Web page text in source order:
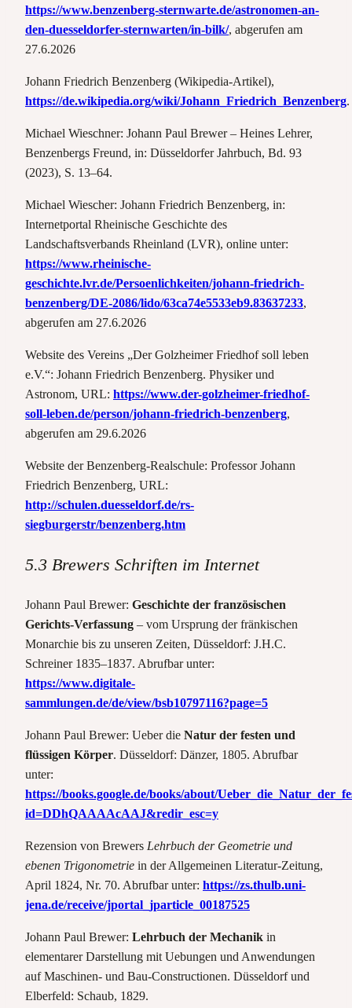
https://www.benzenberg-sternwarte.de/astronomen-an-
den-duesseldorfer-sternwarten/in-bilk/, abgerufen am
27.6.2026
Johann Friedrich Benzenberg (Wikipedia-Artikel),
https://de.wikipedia.org/wiki/Johann_Friedrich_Benzenberg.
Michael Wieschner: Johann Paul Brewer – Heines Lehrer,
Benzenbergs Freund, in: Düsseldorfer Jahrbuch, Bd. 93
(2023), S. 13–64.
Michael Wiescher: Johann Friedrich Benzenberg, in:
Internetportal Rheinische Geschichte des
Landschaftsverbands Rheinland (LVR), online unter:
https://www.rheinische-
geschichte.lvr.de/Persoenlichkeiten/johann-friedrich-
benzenberg/DE-2086/lido/63ca74e5533eb9.83637233,
abgerufen am 27.6.2026
Website des Vereins „Der Golzheimer Friedhof soll leben
e.V.“: Johann Friedrich Benzenberg. Physiker und
Astronom, URL: https://www.der-golzheimer-friedhof-
soll-leben.de/person/johann-friedrich-benzenberg,
abgerufen am 29.6.2026
Website der Benzenberg-Realschule: Professor Johann
Friedrich Benzenberg, URL:
http://schulen.duesseldorf.de/rs-
siegburgerstr/benzenberg.htm
5.3 Brewers Schriften im Internet
Johann Paul Brewer: Geschichte der französischen
Gerichts-Verfassung – vom Ursprung der fränkischen
Monarchie bis zu unseren Zeiten, Düsseldorf: J.H.C.
Schreiner 1835–1837. Abrufbar unter:
https://www.digitale-
sammlungen.de/de/view/bsb10797116?page=5
Johann Paul Brewer: Ueber die Natur der festen und
flüssigen Körper. Düsseldorf: Dänzer, 1805. Abrufbar
unter:
https://books.google.de/books/about/
id=DDhQAAAAcAAJ&redir_esc=y
Rezension von Brewers Lehrbuch der Geometrie und
ebenen Trigonometrie in der Allgemeinen Literatur-Zeitung,
April 1824, Nr. 70. Abrufbar unter: https://zs.thulb.uni-
jena.de/receive/jportal_jparticle_00187525
Johann Paul Brewer: Lehrbuch der Mechanik in
elementarer Darstellung mit Uebungen und Anwendungen
auf Maschinen- und Bau-Constructionen. Düsseldorf und
Elberfeld: Schaub, 1829.